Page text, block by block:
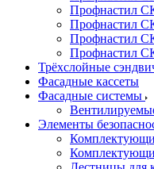
Профнастил
Профнастил
Профнастил
Профнастил
Трёхслойные
Фасадные кассеты
Фасадные системы
Элементы